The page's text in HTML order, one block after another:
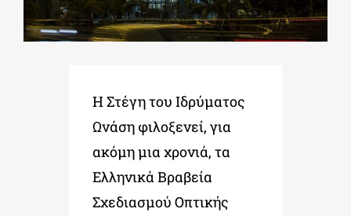
ΕΚΠΑΙΔΕΥΤΙΚΑ ΙΔΡΥΜΑΤΑ
ΠΟΛΙΤΙΣΤΙΚΟΙ ΦΟΡΕΙΣ
Η Στέγη του Ιδρύματος
Ωνάση φιλοξενεί, για
ακόμη μια χρονιά, τα
Ελληνικά Βραβεία
Σχεδιασμού Οπτικής